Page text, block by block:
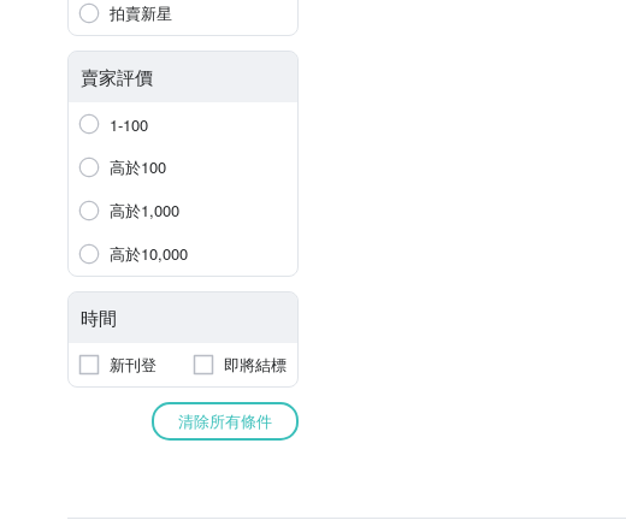
拍賣新星
賣家評價
1-100
高於100
高於1,000
高於10,000
時間
新刊登 即將結標
清除所有條件